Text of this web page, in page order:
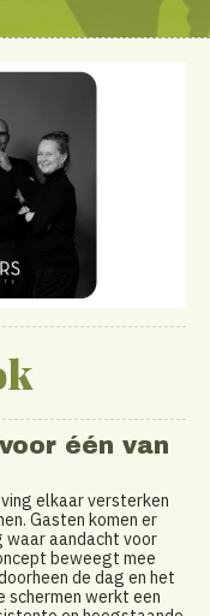
één van
elkaar versterken
Gasten komen er
aandacht voor
beweegt mee
de dag en het
schermen werkt een